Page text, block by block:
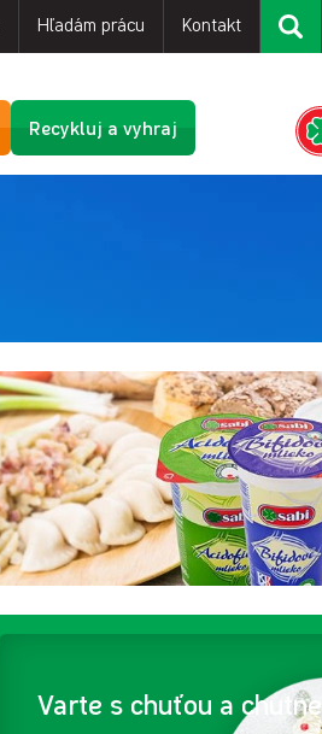
Hľadám prácu Kontakt
Recykluj a vyhraj
Varte s chuťou a chutne